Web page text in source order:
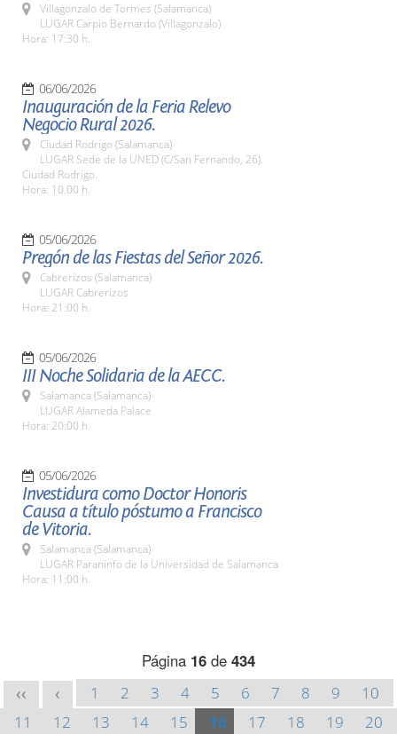
Villagonzalo de Tormes (Salamanca)
LUGAR Carpio Bernardo (Villagonzalo)
Hora: 17:30 h.
06/06/2026
Inauguración de la Feria Relevo
Negocio Rural 2026.
Ciudad Rodrigo (Salamanca)
LUGAR Sede de la UNED (C/San Fernando, 26).
Ciudad Rodrigo.
Hora: 10.00 h.
05/06/2026
Pregón de las Fiestas del Señor 2026.
Cabrerizos (Salamanca)
LUGAR Cabrerizos
Hora: 21:00 h.
05/06/2026
III Noche Solidaria de la AECC.
Salamanca (Salamanca)
LUGAR Alameda Palace
Hora: 20:00 h.
05/06/2026
Investidura como Doctor Honoris
Causa a título póstumo a Francisco
de Vitoria.
Salamanca (Salamanca)
LUGAR Paraninfo de la Universidad de Salamanca
Hora: 11:00 h.
Página 16 de 434
<< < 1 2 3 4 5 6 7 8 9
10
11
12 13 14 15 16 17 18 19
20